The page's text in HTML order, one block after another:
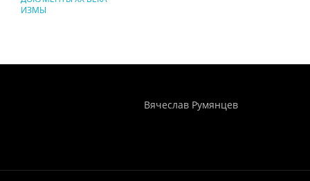
ИЗМЫ
Вячеслав Румянцев